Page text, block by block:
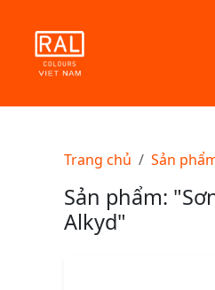
Trang chủ Sản
Sản phẩm:
Alkyd"